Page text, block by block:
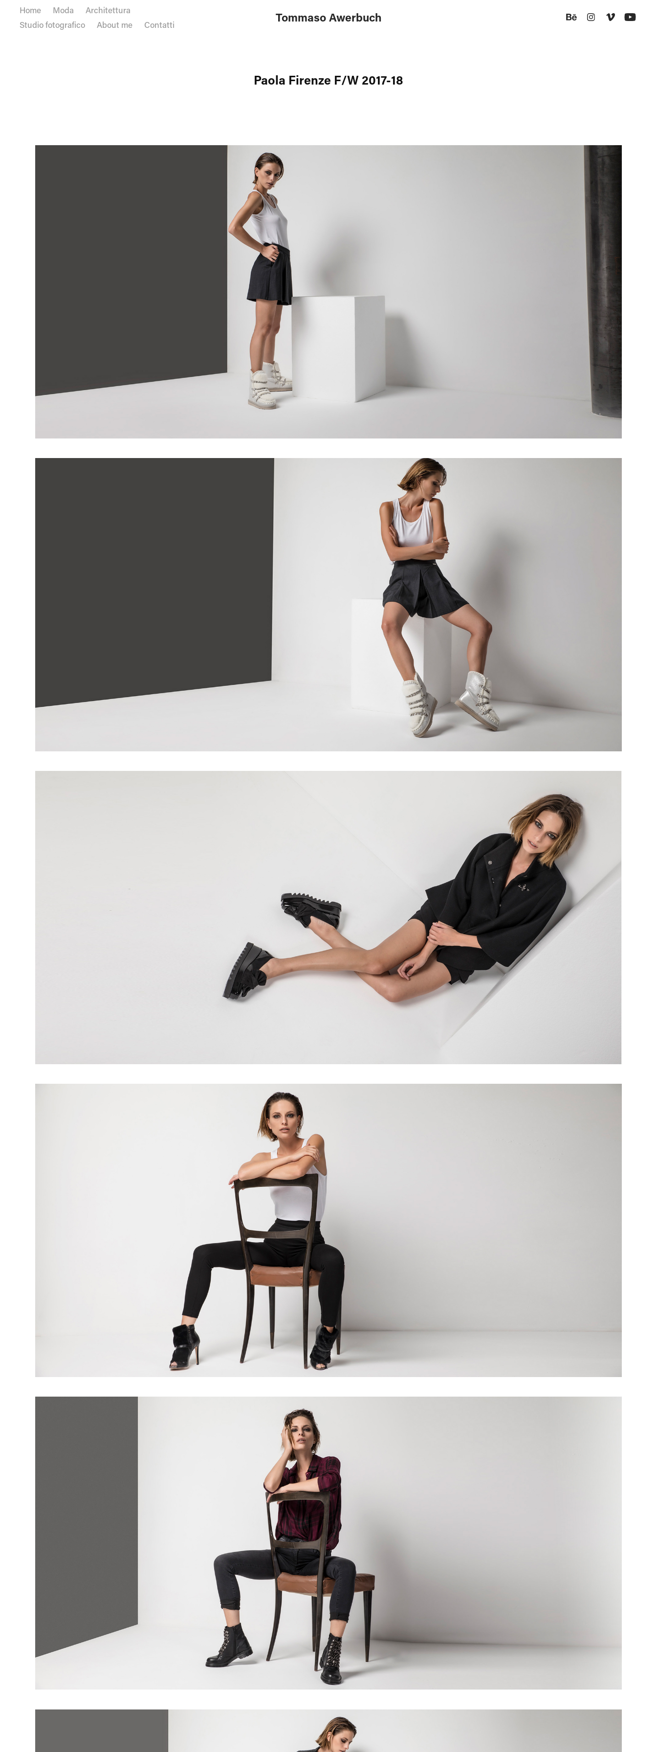
Home Moda
Architettura
Studio fotografico
About me Contatti Tommaso Awerbuch
Paola Firenze F/W 2017-18